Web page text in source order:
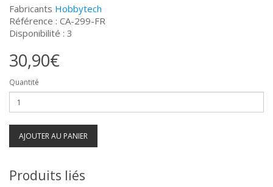
Fabricants Hobbytech
Référence : CA-299-FR
Disponibilité : 3
30,90€
Quantité
AJOUTER AU PANIER
Produits liés